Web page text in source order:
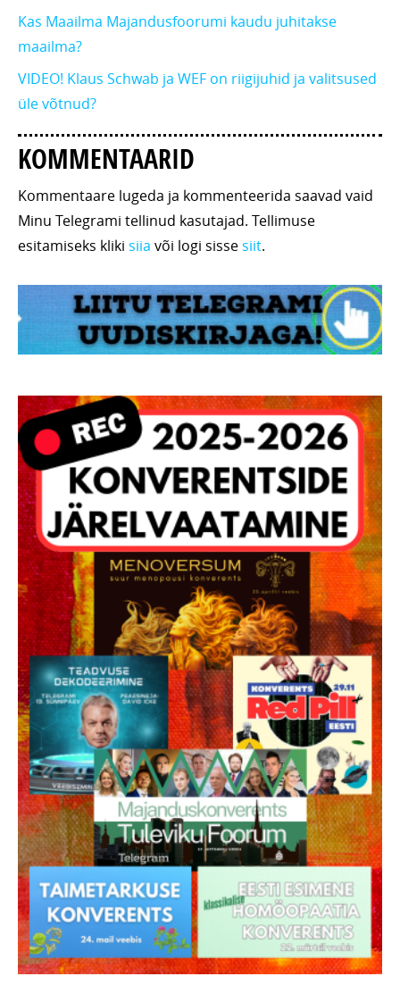
Kas Maailma Majandusfoorumi kaudu juhitakse
maailma?
VIDEO! Klaus Schwab ja WEF on riigijuhid ja valitsused
üle võtnud?
KOMMENTAARID
Kommentaare lugeda ja kommenteerida saavad vaid
Minu Telegrami tellinud kasutajad. Tellimuse
esitamiseks kliki siia või logi sissesiit.